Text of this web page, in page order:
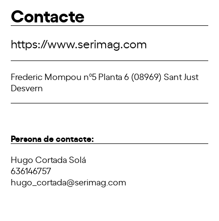
Contacte
https://www.serimag.com
Frederic Mompou nº5 Planta 6 (08969) Sant Just
Desvern
Persona de contacte:
Hugo Cortada Solá
636146757
hugo_cortada@serimag.com